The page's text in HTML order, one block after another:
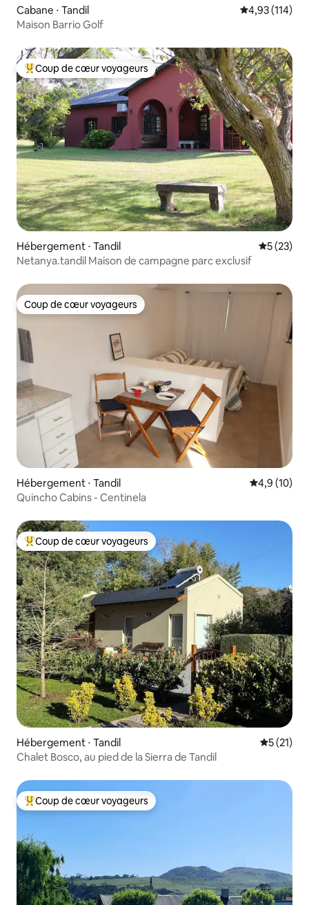
Cabane ⋅ Tandil Évaluation
4,93 (114)
Maison Barrio Golf
Coups de cœur voyageurs les plus appréciés
Coup de cœur voyageurs
Hébergement ⋅ Tandil
5 (23)
Netanya.tandil Maison de campagne parc exclusif
Coup de cœur voyageurs
Coup de cœur voyageurs
Hébergement ⋅ Tandil Évaluation
4,9 (10)
Quincho Cabins - Centinela
Coups de cœur voyageurs les plus appréciés
Coup de cœur voyageurs
Hébergement ⋅ Tandil
5 (21)
Chalet Bosco, au pied de la Sierra de Tandil
Coups de cœur voyageurs les plus appréciés
Coup de cœur voyageurs